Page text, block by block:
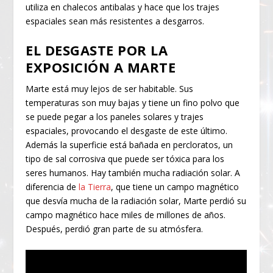
utiliza en chalecos antibalas y hace que los trajes
espaciales sean más resistentes a desgarros.
EL DESGASTE POR LA
EXPOSICIÓN A MARTE
Marte está muy lejos de ser habitable. Sus
temperaturas son muy bajas y tiene un fino polvo que
se puede pegar a los paneles solares y trajes
espaciales, provocando el desgaste de este último.
Además la superficie está bañada en percloratos, un
tipo de sal corrosiva que puede ser tóxica para los
seres humanos. Hay también mucha radiación solar. A
diferencia dela Tierra, que tiene un campo magnético
que desvía mucha de la radiación solar, Marte perdió su
campo magnético hace miles de millones de años.
Después, perdió gran parte de su atmósfera.